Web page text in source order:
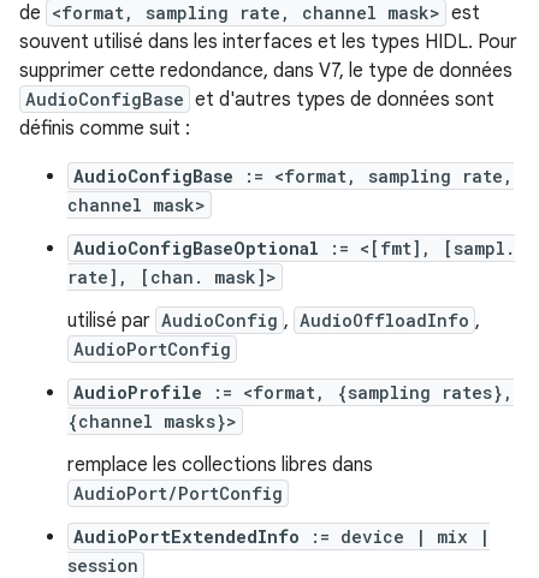
de <format, sampling rate, channel mask> est
souvent utilisé dans les interfaces et les types HIDL. Pour
supprimer cette redondance, dans V7, le type de données
AudioConfigBase et d'autres types de données sont
définis comme suit :
AudioConfigBase := <format, sampling rate,
channel mask>
AudioConfigBaseOptional := <[fmt], [sampl.
rate], [chan. mask]>
utilisé par AudioConfig , AudioOffloadInfo ,
AudioPortConfig
AudioProfile := <format, {sampling rates},
{channel masks}>
remplace les collections libres dans
AudioPort/PortConfig
AudioPortExtendedInfo := device | mix |
session